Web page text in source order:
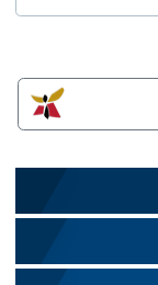
左邊區域內